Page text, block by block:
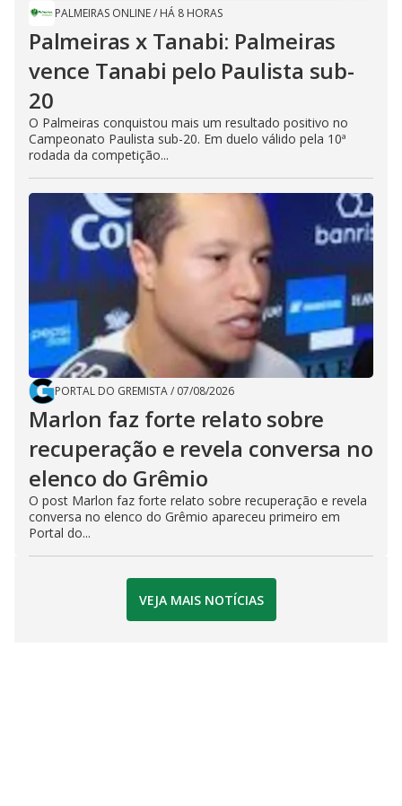
PALMEIRAS ONLINE/ HÁ 8 HORAS
Palmeiras x Tanabi: Palmeiras
vence Tanabi pelo Paulista sub-
20
O Palmeiras conquistou mais um resultado positivo no
Campeonato Paulista sub-20. Em duelo válido pela 10ª
rodada da competição...
PORTAL DO GREMISTA/ 07/08/2026
Marlon faz forte relato sobre
recuperação e revela conversa no
elenco do Grêmio
O post Marlon faz forte relato sobre recuperação e revela
conversa no elenco do Grêmio apareceu primeiro em
Portal do...
VEJA MAIS NOTÍCIAS